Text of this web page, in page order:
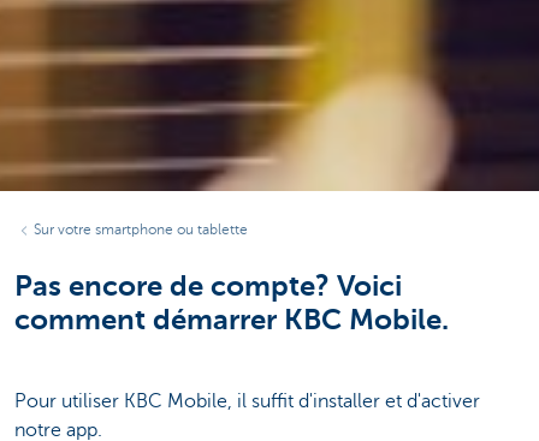
Sur votre smartphone ou tablette
Pas encore de compte? Voici
comment démarrer KBC Mobile.
Pour utiliser KBC Mobile, il suffit d'installer et d'activer
notre app.